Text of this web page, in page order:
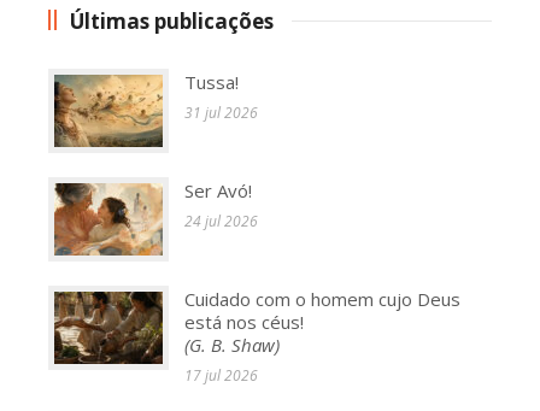
Últimas publicações
Tussa!
31 jul 2026
Ser Avó!
24 jul 2026
Cuidado com o homem cujo Deus
está nos céus!
(G. B. Shaw)
17 jul 2026